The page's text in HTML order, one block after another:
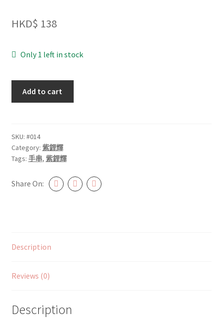
HKD$ 138
Only 1 left in stock
#014
quantity
Add to cart
SKU: #014
Category: 紫鋰輝
Tags: 手串, 紫鋰輝
Share On:
Description
Reviews (0)
Description